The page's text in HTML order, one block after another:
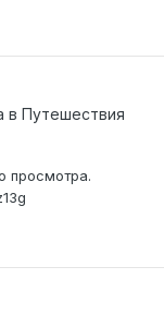
в Путешествия
просмотра.